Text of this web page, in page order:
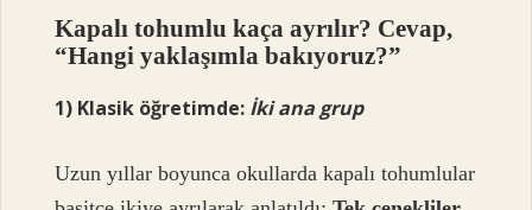
Kapalı tohumlu kaça ayrılır? Cevap,
“Hangi yaklaşımla bakıyoruz?”
1) Klasik öğretimde: İki ana grup
Uzun yıllar boyunca okullarda kapalı tohumlular